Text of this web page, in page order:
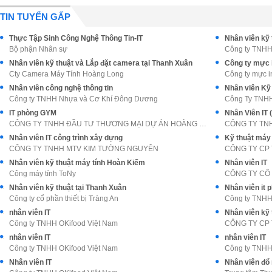
TIN TUYỂN GẤP
Thực Tập Sinh Công Nghệ Thông Tin-IT
Bộ phận Nhân sự
Nhân viên kỹ
Công ty
Nhân viên kỹ thuật và Lắp đặt camera tại Thanh Xuân
Cty Camera Máy Tính Hoàng Long
Công ty mực
Công ty mực
Nhân viên công nghệ thông tin
Công ty TNHH Nhựa và Cơ Khí Đông Dương
Nhân viên
Công Ty
IT phòng GYM
Nhân Viên IT
CÔNG TY
Nhân viên IT công trình xây dựng
CÔNG TY TNHH MTV KIM TƯỜNG NGUYÊN
Kỹ thuật máy
CÔNG TY CP
Nhân viên kỹ thuật máy tính Hoàn Kiếm
Công máy tính ToNy
Nhân viên IT
CÔNG TY
Nhân viên kỹ thuật tại Thanh Xuân
Công ty cổ phần thiết bị Tràng An
Nhân viên it
Công ty
nhân viên IT
Công ty TNHH OKifood Việt Nam
Nhân viên kỹ
CÔNG TY CP
nhân viên IT
Công ty TNHH OKifood Việt Nam
nhân viên IT
Công ty
Nhân viên IT
Nhân viên